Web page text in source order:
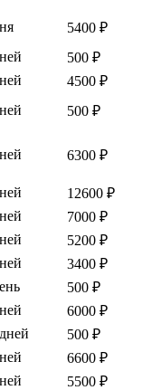
5400 ₽
500 ₽
4500 ₽
500 ₽
6300 ₽
12600 ₽
7000 ₽
5200 ₽
3400 ₽
500 ₽
6000 ₽
500 ₽
6600 ₽
5500 ₽